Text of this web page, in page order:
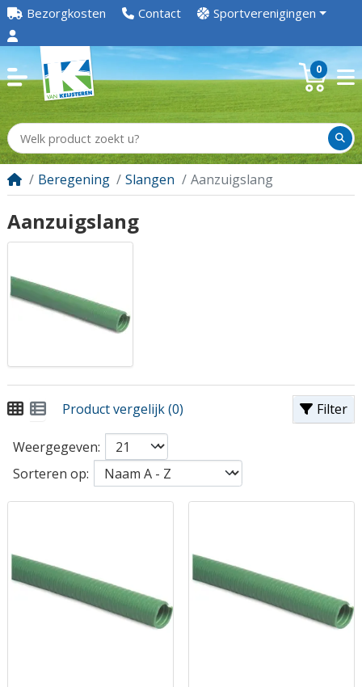
Bezorgkosten Contact Sportverenigingen
0
Beregening Slangen Aanzuigslang
Aanzuigslang
Filter
Product vergelijk (0)
Weergegeven:
Sorteren op: